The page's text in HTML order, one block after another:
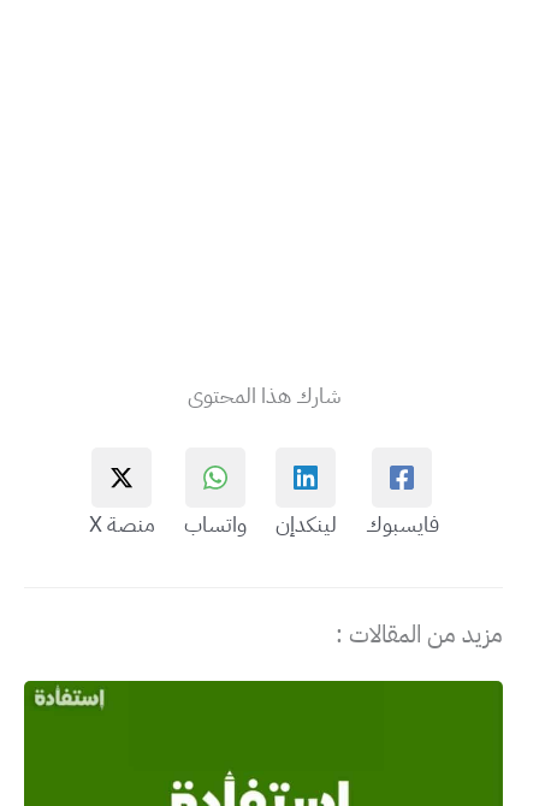
شارك هذا المحتوى
فايسبوك لينكدإن واتساب منصة X
مزيد من المقالات :